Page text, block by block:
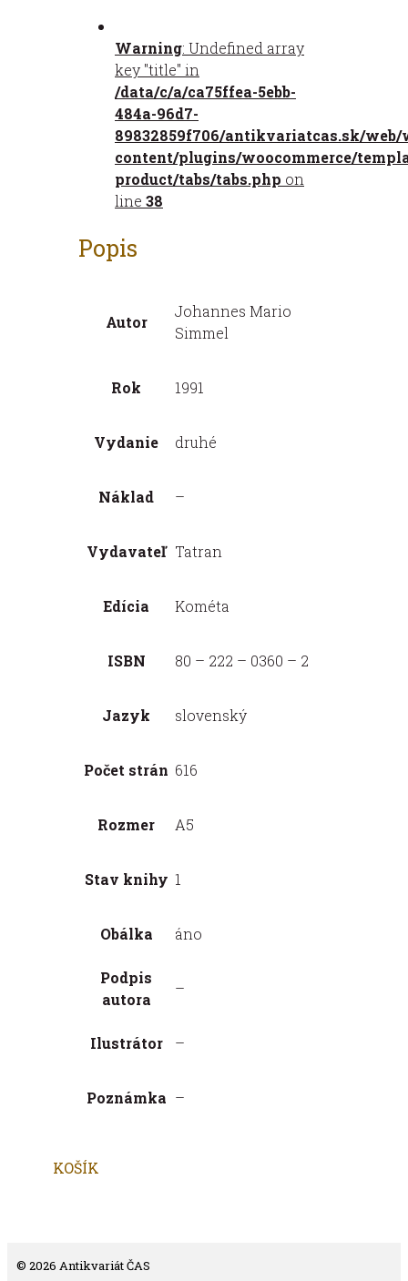
ľudia
bratia
Warning: Undefined array
key "title" in
/data/c/a/ca75ffea-5ebb-
484a-96d7-
89832859f706/antikvariatcas.sk/web/
content/plugins/woocommerce/
product/tabs/tabs.php on
line 38
Popis
Autor
Johannes Mario
Simmel
Rok 1991
Vydanie druhé
Náklad –
Vydavateľ Tatran
Edícia Kométa
ISBN 80 – 222 – 0360 – 2
Jazyk slovenský
Počet strán 616
Rozmer A5
Stav knihy 1
Obálka áno
Podpis
autora
–
Ilustrátor –
Poznámka –
KOŠÍK
© 2026 Antikvariát ČAS